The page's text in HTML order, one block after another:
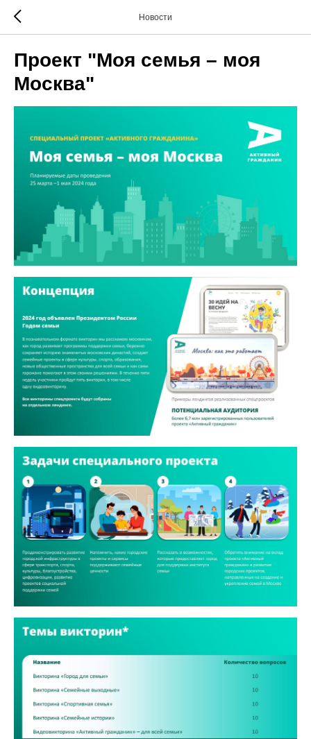
Новости
Проект "Моя семья – моя
Москва"